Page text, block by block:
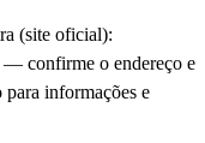
(site oficial):
— confirme o endereço e
para informações e